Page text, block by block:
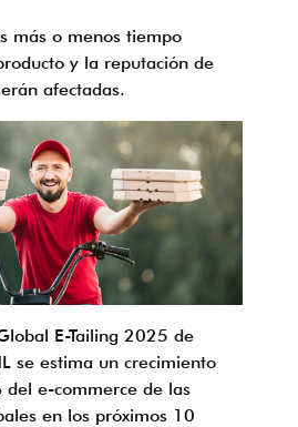
más o menos tiempo
y la reputación de
afectadas.
E-Tailing 2025 de
se estima un crecimiento
del e-commerce de las
en los próximos 10